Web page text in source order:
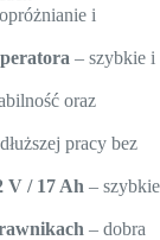
i
– szybkie i
oraz
pracy bez
V / 17 Ah – szybkie
– dobra